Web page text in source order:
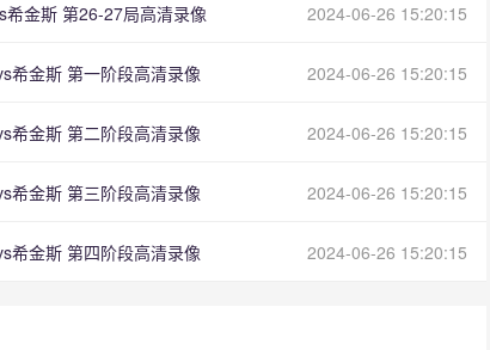
金斯 第26-27局高清录像 2024-06-26 15:20:15
希金斯 第一阶段高清录像 2024-06-26 15:20:15
希金斯 第二阶段高清录像 2024-06-26 15:20:15
希金斯 第三阶段高清录像 2024-06-26 15:20:15
希金斯 第四阶段高清录像 2024-06-26 15:20:15